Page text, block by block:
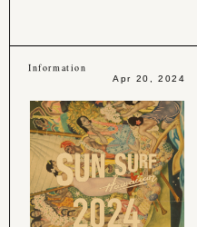
Information
Apr 20, 2024